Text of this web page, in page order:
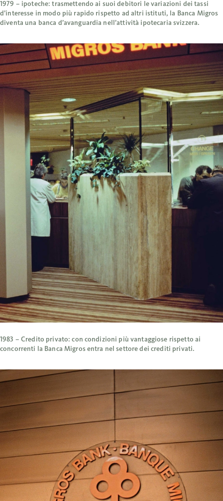
1979 – ipoteche: trasmettendo ai suoi debitori le variazioni dei tassi
d’interesse in modo più rapido rispetto ad altri istituti, la Banca Migros
diventa una banca d’avanguardia nell’attività ipotecaria svizzera.
1983 – Credito privato: con condizioni più vantaggiose rispetto ai
concorrenti la Banca Migros entra nel settore dei crediti privati.